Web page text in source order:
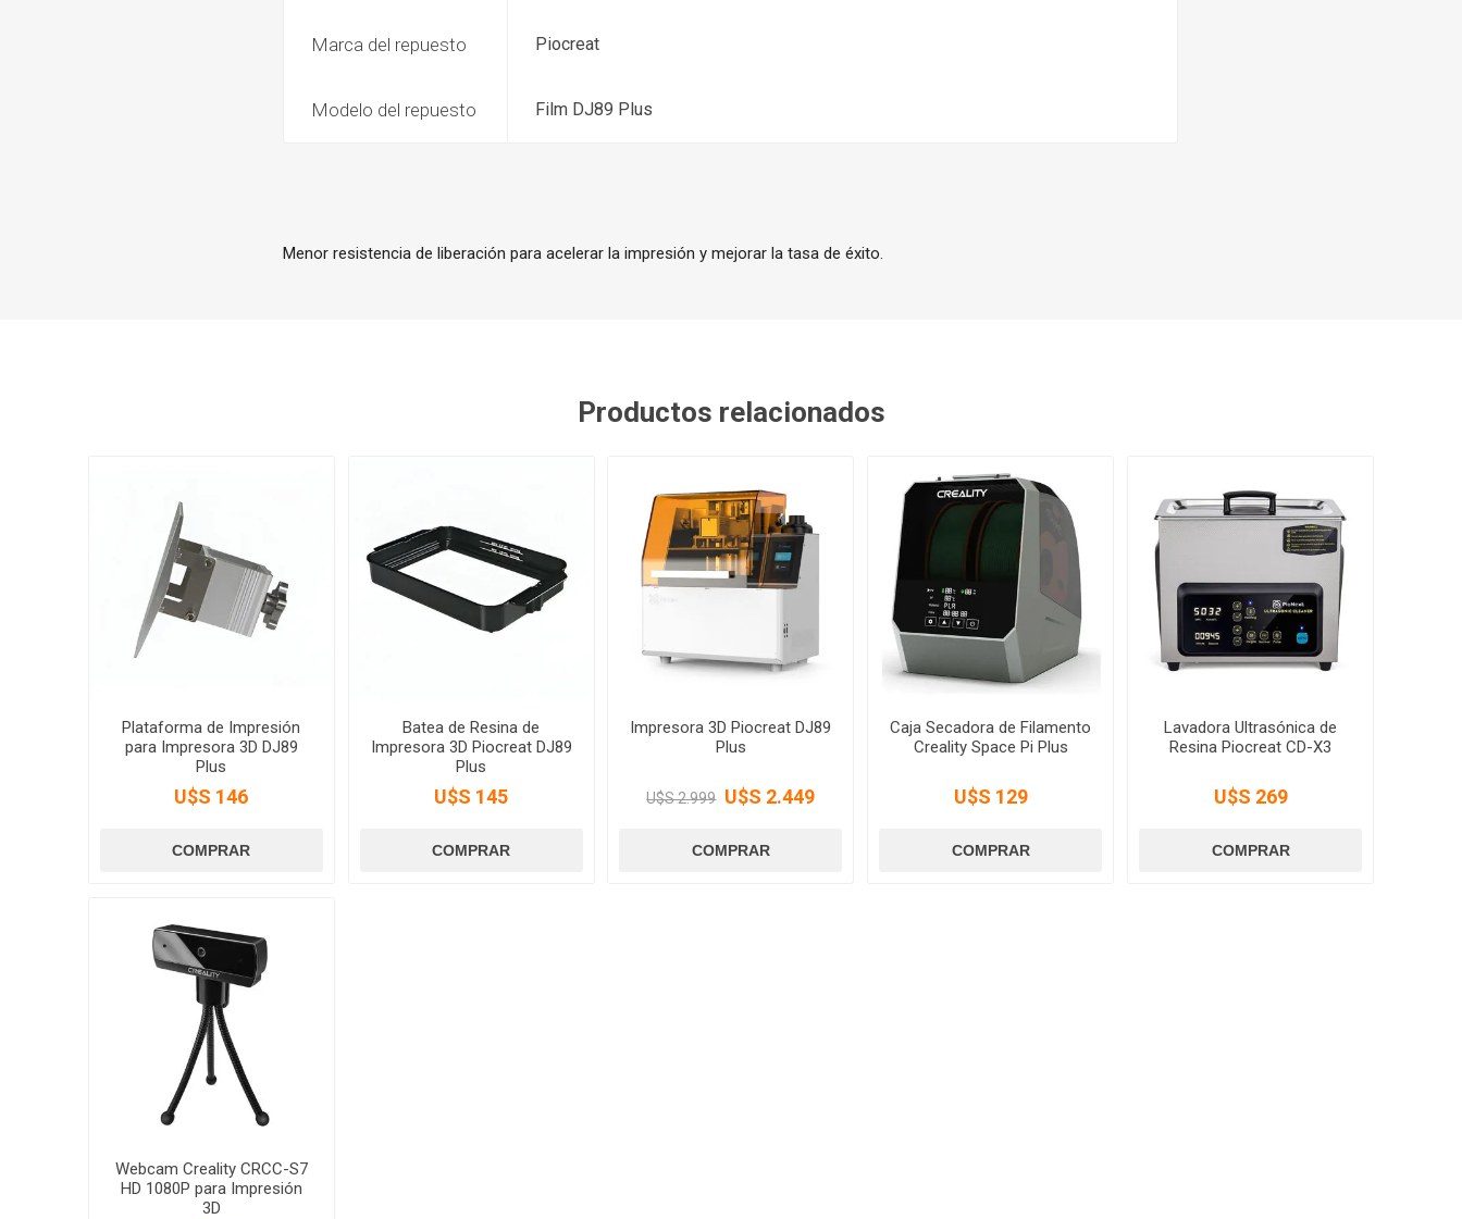
Marca del repuesto Piocreat
Modelo del repuesto Film DJ89 Plus
Menor resistencia de liberación para acelerar la impresión y mejorar la tasa de éxito.
Productos relacionados
Plataforma de Impresión
para Impresora 3D DJ89
Plus
U$S 146
Batea de Resina de
Impresora 3D Piocreat DJ89
Plus
U$S 145
Impresora 3D Piocreat DJ89
Plus
U$S 2.999 U$S 2.449
Caja Secadora de Filamento
Creality Space Pi Plus
U$S 129
Lavadora Ultrasónica de
Resina Piocreat CD-X3
U$S 269
Webcam Creality CRCC-S7
HD 1080P para Impresión
3D